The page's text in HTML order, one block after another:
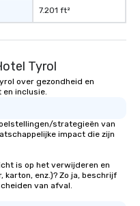
7.201 ft²
Tyrol
over gezondheid en
inclusie.
strategieën van
impact die zijn
is op het verwijderen en
karton, enz.)? Zo ja, beschrijf
van afval.